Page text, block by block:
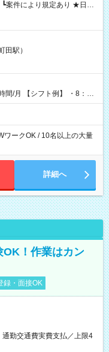
に現金GET♪ お仕事後はコ
試用期間】試
田駅）
・8：00
ワークOK / 10名以上の大量
詳細へ
OK！作業はカン
録・面接OK
勤交通費実費支払／上限4